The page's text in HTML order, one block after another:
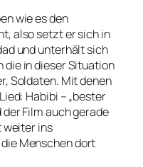
wie es den
also setzt er sich in
und unterhält sich
die in dieser Situation
Soldaten. Mit denen
Habibi – „bester
Film auch gerade
ins
Menschen dort